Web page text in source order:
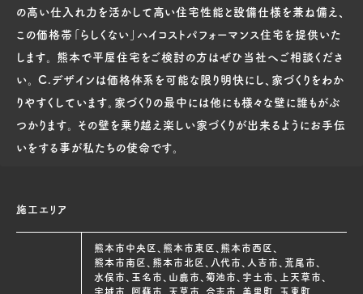
の高い仕入れ力を活かして高い住宅性能と設備仕様を兼ね備え、
この価格帯「らしくない」ハイコストパフォーマンス住宅を提供いた
します。 熊本で平屋住宅をご検討の方はぜひ当社へご相談くださ
い。 C.デザインは価格体系を可能な限り明快にし、家づくりをわか
りやすくしています。家づくりの最中には他にも様々な壁に誰もがぶ
つかります。 その壁を乗り越え楽しい家づくりが出来るようにお手伝
いをする事が私たちの使命です。
施工エリア
熊本市中央区、熊本市東区、熊本市西区、
熊本市南区、熊本市北区、八代市、人吉市、荒尾市、
水俣市、玉名市、山鹿市、菊池市、宇土市、上天草市、